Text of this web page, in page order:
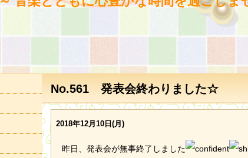
No.561 発表会終わりました☆
2018年12月10日(月)
昨日、発表会が無事終了しました